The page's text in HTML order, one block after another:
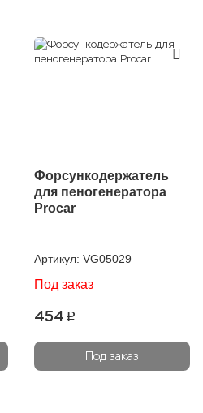
Форсункодержатель
для пеногенератора
Procar
Артикул: VG05029
Под заказ
454 p
Под заказ